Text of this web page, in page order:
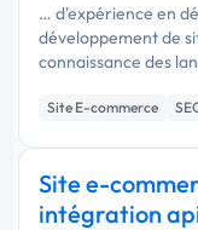
… d'expérience en
développement de
connaissance des
HTML, CSS,
WordPress,
Site E-commerce
Site e-
intégration